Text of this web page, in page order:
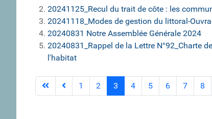
20241125_Recul du trait de côte : les
20241118_Modes de gestion du littoral-
20240831 Notre Assemblée Générale 2024
20240831_Rappel de la Lettre N°92_Charte
l'habitat
1 2 3 4 5 6 7 8